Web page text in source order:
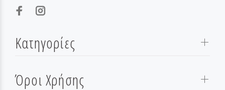
Κατηγορίες
Όροι Χρήσης